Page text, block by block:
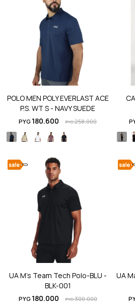
POLO MEN POLY EVERLAST ACE
P.S. WT S - NAVY SUEDE
PYG 180.600 PYG258.000
UA M's Team Tech Polo-BLU -
BLK-001
PYG 180.000 PYG300.000
UA